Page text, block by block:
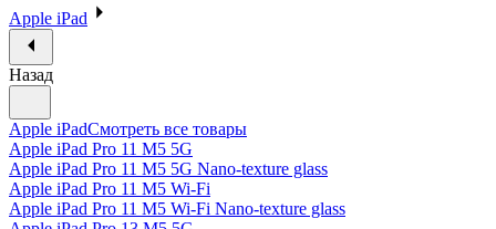
Apple iPad
Назад
Apple iPadСмотреть все товары
Apple iPad Pro 11 M5 5G
Apple iPad Pro 11 M5 5G Nano-texture glass
Apple iPad Pro 11 M5 Wi-Fi
Apple iPad Pro 11 M5 Wi-Fi Nano-texture glass